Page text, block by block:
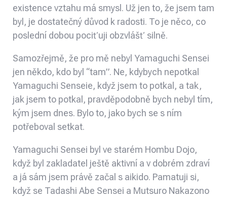
existence vztahu má smysl. Už jen to, že jsem tam
byl, je dostatečný důvod k radosti. To je něco, co
poslední dobou pociťuji obzvlášť silně.
Samozřejmě, že pro mě nebyl Yamaguchi Sensei
jen někdo, kdo byl “tam”. Ne, kdybych nepotkal
Yamaguchi Senseie, když jsem to potkal, a tak,
jak jsem to potkal, pravděpodobně bych nebyl tím,
kým jsem dnes. Bylo to, jako bych se s ním
potřeboval setkat.
Yamaguchi Sensei byl ve starém Hombu Dojo,
když byl zakladatel ještě aktivní a v dobrém zdraví
a já sám jsem právě začal s aikido. Pamatuji si,
když se Tadashi Abe Sensei a Mutsuro Nakazono